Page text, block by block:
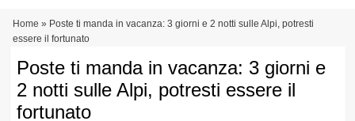
principale
Home » Poste ti manda in vacanza: 3 giorni e 2 notti sulle Alpi, potresti
essere il fortunato
Poste ti manda in vacanza: 3 giorni e
2 notti sulle Alpi, potresti essere il
fortunato